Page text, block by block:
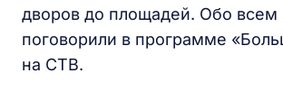
дворов до площадей. Обо всем
поговорили в программе
на СТВ.